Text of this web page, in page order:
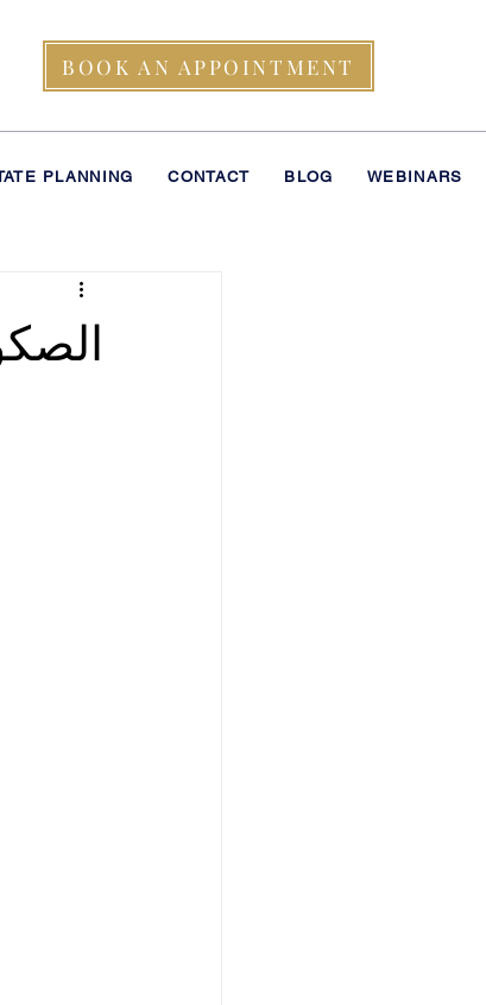
BOOK AN APPOINTMENT
PLANNING CONTACT BLOG WEBINARS